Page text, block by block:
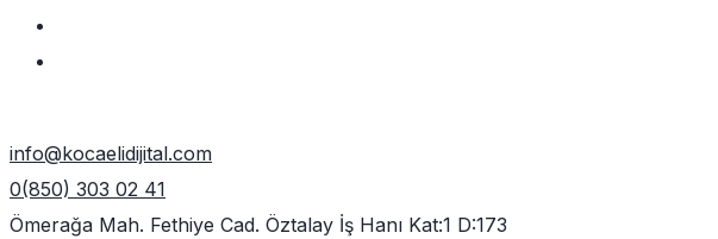
info@kocaelidijital.com
0(850) 303 02 41
Ömerağa Mah. Fethiye Cad. Öztalay İş Hanı Kat:1 D:173